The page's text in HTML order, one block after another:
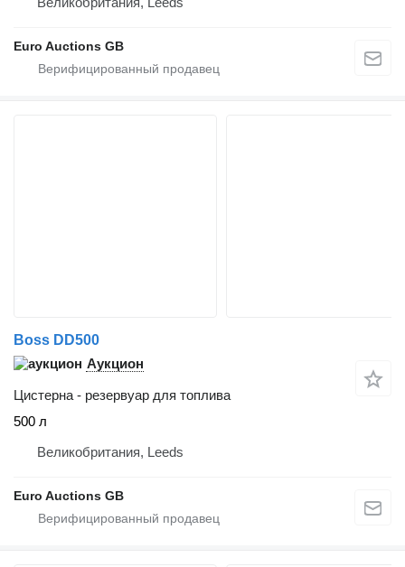
Euro Auctions GB
Boss DD500
Аукцион
Цистерна - резервуар для топлива
500 л
Великобритания, Leeds
Euro Auctions GB